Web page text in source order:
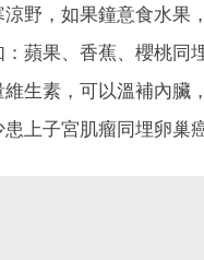
野，如果鐘意食水果
蘋果、香蕉、櫻桃同
生素，可以溫補內臟
上子宮肌瘤同埋卵巢